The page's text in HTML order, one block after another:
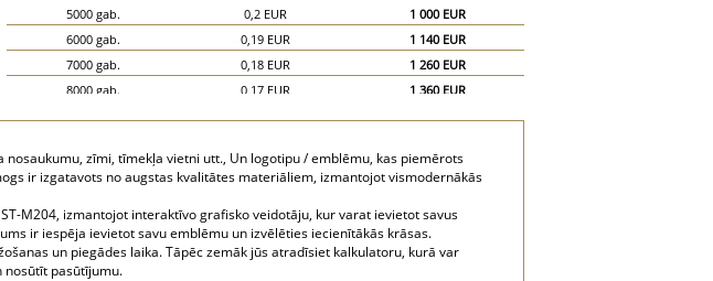
5000 gab.
0,2 EUR
1 000 EUR
6000 gab.
0,19 EUR
1 140 EUR
7000 gab.
0,18 EUR
1 260 EUR
8000 gab.
0,17 EUR
1 360 EUR
15000 gab.
0,13 EUR
1 950 EUR
zīmi, tīmekļa vietni utt., Un logotipu / emblēmu, kas piemērots
ir izgatavots no augstas kvalitātes materiāliem, izmantojot vismodernākās
M204, izmantojot interaktīvo grafisko veidotāju, kur varat ievietot savus
ir iespēja ievietot savu emblēmu un izvēlēties iecienītākās krāsas.
un piegādes laika. Tāpēc zemāk jūs atradīsiet kalkulatoru, kurā var
nosūtīt pasūtījumu.